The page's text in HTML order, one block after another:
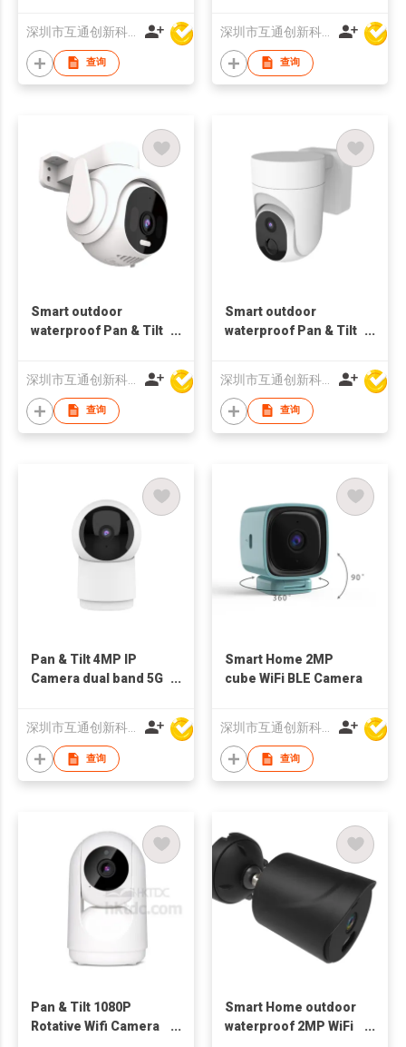
深圳市互通创新科技有限公司
查询
深圳市互通创新科技有限公司
查询
Smart outdoor
waterproof Pan & Tilt
bluetooth
深圳市互通创新科技有限公司
查询
Smart outdoor
waterproof Pan & Tilt
Tracking bluetooth
深圳市互通创新科技有限公司
查询
Pan & Tilt 4MP IP
Camera dual band 5G
深圳市互通创新科技有限公司
查询
Smart Home 2MP
cube WiFi BLE Camera
深圳市互通创新科技有限公司
查询
Pan & Tilt 1080P
Rotative Wifi Camera
Smart Home outdoor
waterproof 2MP WiFi